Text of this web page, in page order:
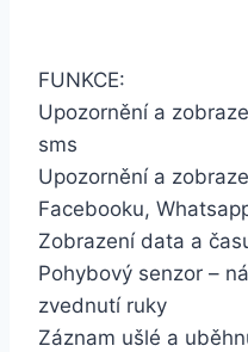
FUNKCE:
Upozornění a
sms
Upozornění a
Facebooku,
Zobrazení data a
Pohybový senzor –
zvednutí ruky
Záznam ušlé a